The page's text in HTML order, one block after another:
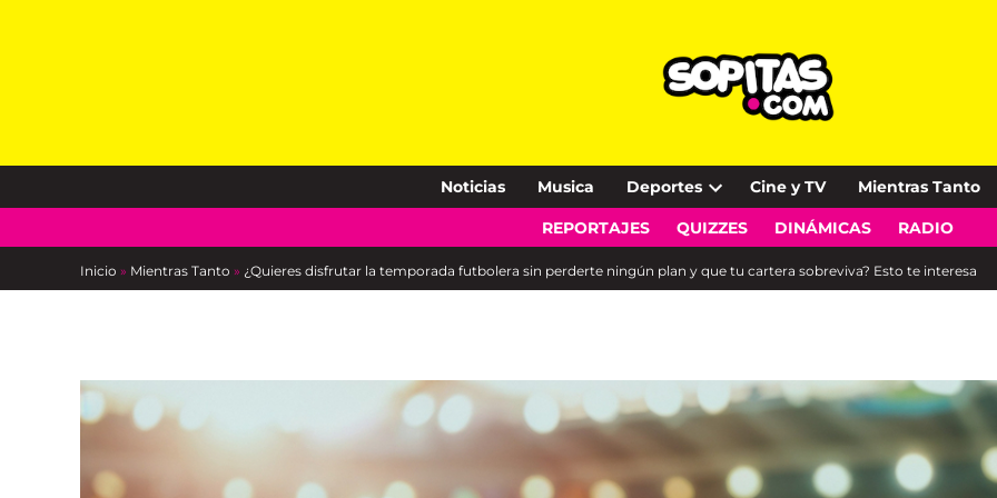
Noticias Musica Deportes
Open
dropdown
Cine y TV Mientras Tanto
REPORTAJES QUIZZES DINÁMICAS RADIO
Inicio » Mientras Tanto » ¿Quieres disfrutar la temporada futbolera sin perderte ningún plan y que tu cartera sobreviva? Esto te interesa